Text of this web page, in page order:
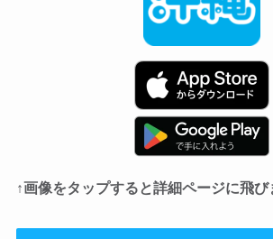
↑画像をタップすると詳細ページに飛び